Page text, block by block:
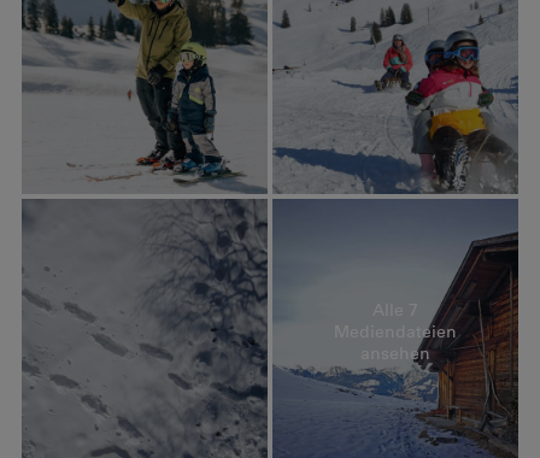
Mediendateien
ansehen